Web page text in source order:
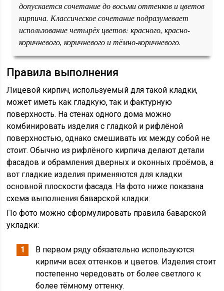
допускается сочетание до восьми оттенков и цветов
кирпича. Классическое сочетание подразумевает
использование четырёх цветов: красного, красно-
коричневого, коричневого и тёмно-коричневого.
Правила выполнения
Лицевой кирпич, используемый для такой кладки,
может иметь как гладкую, так и фактурную
поверхность. На стенах одного дома можно
комбинировать изделия с гладкой и рифлёной
поверхностью, однако смешивать их между собой не
стоит. Обычно из рифлёного кирпича делают детали
фасадов и обрамления дверных и оконных проёмов, а
вот гладкие изделия применяются для кладки
основной плоскости фасада. На фото ниже показана
схема выполнения баварской кладки:
По фото можно сформулировать правила баварской
укладки:
В первом ряду обязательно используются
кирпичи всех оттенков и цветов. Изделия стоит
постепенно чередовать от более светлого к
более тёмному оттенку.